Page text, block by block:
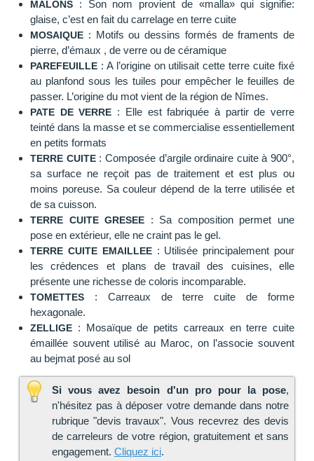
MALONS : Son nom provient de «malla» qui signifie:
glaise, c’est en fait du carrelage en terre cuite
MOSAIQUE : Motifs ou dessins formés de framents de
pierre, d’émaux , de verre ou de céramique
PAREFEUILLE : A l’origine on utilisait cette terre cuite fixé
au planfond sous les tuiles pour empêcher le feuilles de
passer. L’origine du mot vient de la région de Nîmes.
PATE DE VERRE : Elle est fabriquée à partir de verre
teinté dans la masse et se commercialise essentiellement
en petits formats
TERRE CUITE : Composée d’argile ordinaire cuite à 900°,
sa surface ne reçoit pas de traitement et est plus ou
moins poreuse. Sa couleur dépend de la terre utilisée et
de sa cuisson.
TERRE CUITE GRESEE : Sa composition permet une
pose en extérieur, elle ne craint pas le gel.
TERRE CUITE EMAILLEE: Utilisée principalement pour
les crédences et plans de travail des cuisines, elle
présente une richesse de coloris incomparable.
TOMETTES : Carreaux de terre cuite de forme
hexagonale.
ZELLIGE : Mosaïque de petits carreaux en terre cuite
émaillée souvent utilisé au Maroc, on l’associe souvent
au bejmat posé au sol
Si vous avez besoin d'un pro pour la pose,
n'hésitez pas à déposer votre demande dans notre
rubrique "devis travaux". Vous recevrez des devis
de carreleurs de votre région, gratuitement et sans
engagement. Cliquez ici.